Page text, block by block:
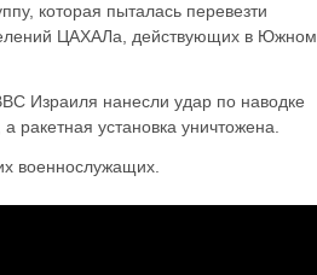
которая пыталась перевезти
ЦАХАЛа, действующих в Южном
Израиля нанесли удар по наводке
ракетная установка уничтожена.
военнослужащих.